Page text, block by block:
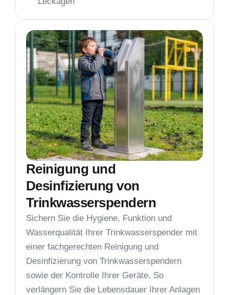
Reinigung und
Desinfizierung von
Trinkwasserspendern
Sichern Sie die Hygiene, Funktion und
Wasserqualität Ihrer Trinkwasserspender mit
einer fachgerechten Reinigung und
Desinfizierung von Trinkwasserspendern
sowie der Kontrolle Ihrer Geräte. So
verlängern Sie die Lebensdauer Ihrer Anlagen